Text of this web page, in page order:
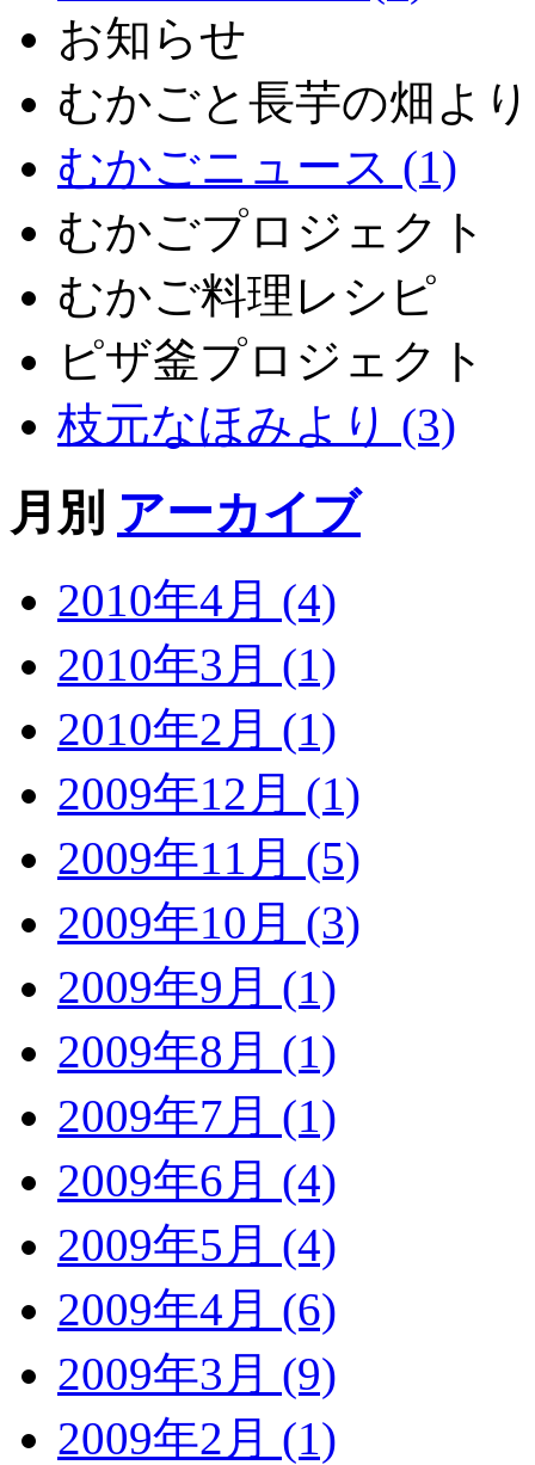
お知らせ
むかごと長芋の畑より
むかごニュース (1)
むかごプロジェクト
むかご料理レシピ
ピザ釜プロジェクト
枝元なほみより (3)
月別 アーカイブ
2010年4月 (4)
2010年3月 (1)
2010年2月 (1)
2009年12月 (1)
2009年11月 (5)
2009年10月 (3)
2009年9月 (1)
2009年8月 (1)
2009年7月 (1)
2009年6月 (4)
2009年5月 (4)
2009年4月 (6)
2009年3月 (9)
2009年2月 (1)